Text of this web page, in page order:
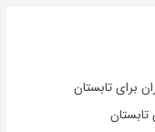
برای تابستان
تابستان